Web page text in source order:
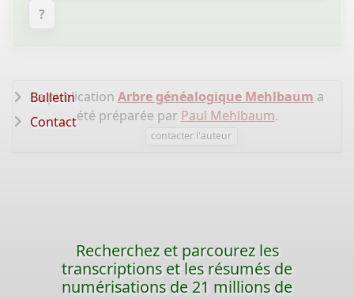
?
La publication Arbre généalogique Mehlbaum a
été préparée par Paul Mehlbaum.
contacter l'auteur
Bulletin
Contact
Recherchez et parcourez les
transcriptions et les résumés de
numérisations de 21 millions de